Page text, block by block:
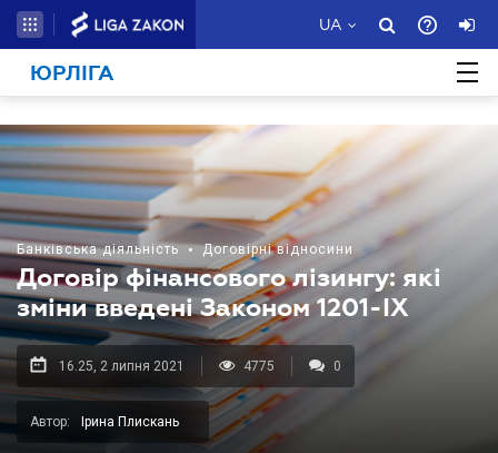
UA
ЮРЛІГА
Банківська діяльність • Договірні відносини
Договір фінансового лізингу: які
зміни введені Законом 1201-ІХ
16.25, 2 липня 2021 4775 0
Автор: Ірина Плискань